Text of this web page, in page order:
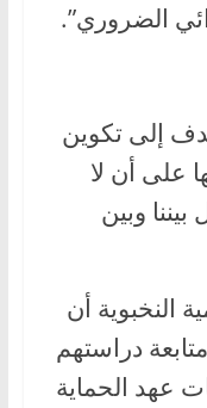
الضروري”.
إلى تكوين
على أن لا
وبين
النخبوية أن
دراستهم
عهد الحماية